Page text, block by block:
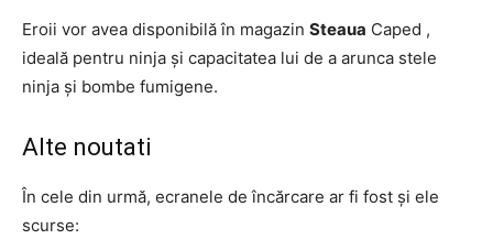
Eroii vor avea disponibilă în magazin Steaua Caped ,
ideală pentru ninja și capacitatea lui de a arunca stele
ninja și bombe fumigene.
Alte noutati
În cele din urmă, ecranele de încărcare ar fi fost și ele
scurse: